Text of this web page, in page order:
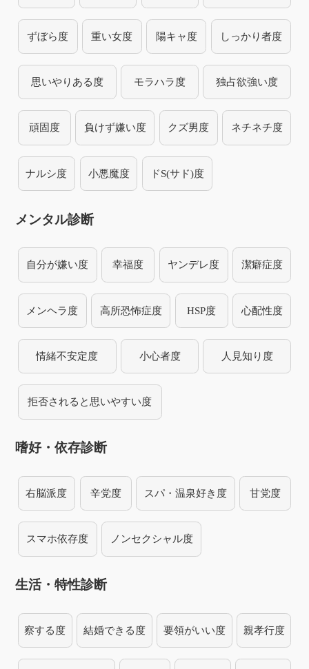
ずぼら度 重い女度 陽キャ度 しっかり者度
思いやりある度 モラハラ度 独占欲強い度
頑固度 負けず嫌い度 クズ男度 ネチネチ度
ナルシ度 小悪魔度 ドS(サド)度
メンタル診断
自分が嫌い度 幸福度 ヤンデレ度 潔癖症度
メンヘラ度 高所恐怖症度 HSP度 心配性度
情緒不安定度 小心者度 人見知り度
拒否されると思いやすい度
嗜好・依存診断
右脳派度 辛党度 スパ・温泉好き度 甘党度
スマホ依存度 ノンセクシャル度
生活・特性診断
察する度 結婚できる度 要領がいい度 親孝行度